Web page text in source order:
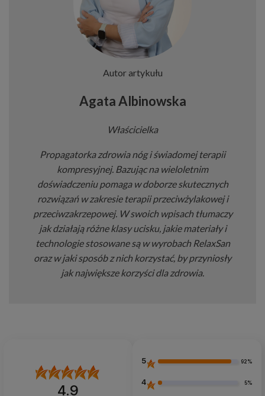
Autor artykułu
Agata Albinowska
Właścicielka
Propagatorka zdrowia nóg i świadomej terapii
kompresyjnej. Bazując na wieloletnim
doświadczeniu pomaga w doborze skutecznych
rozwiązań w zakresie terapii przeciwżylakowej i
przeciwzakrzepowej. W swoich wpisach tłumaczy
jak działają różne klasy ucisku, jakie materiały i
technologie stosowane są w wyrobach RelaxSan
oraz w jaki sposób z nich korzystać, by przyniosły
jak największe korzyści dla zdrowia.
4.9
5 92%
4 5%